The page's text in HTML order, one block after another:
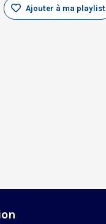
Ajouter à ma playlist